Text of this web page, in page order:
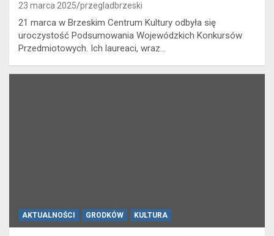
23 marca 2025 przegladbrzeski
21 marca w Brzeskim Centrum Kultury odbyła się
uroczystość Podsumowania Wojewódzkich Konkursów
Przedmiotowych. Ich laureaci, wraz…
AKTUALNOŚCI GRODKÓW KULTURA